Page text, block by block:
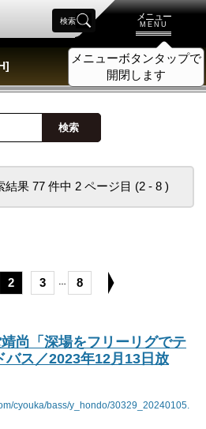
メニュー
MENU
メニューボタンタップで
開閉します
検索
検索
結果 77 件中 2 ページ目 (2 - 8 )
2 3 8
尚「深場をフリーリグでテ
バス／2023年12月13日放
cyouka/bass/y_hondo/30329_20240105.